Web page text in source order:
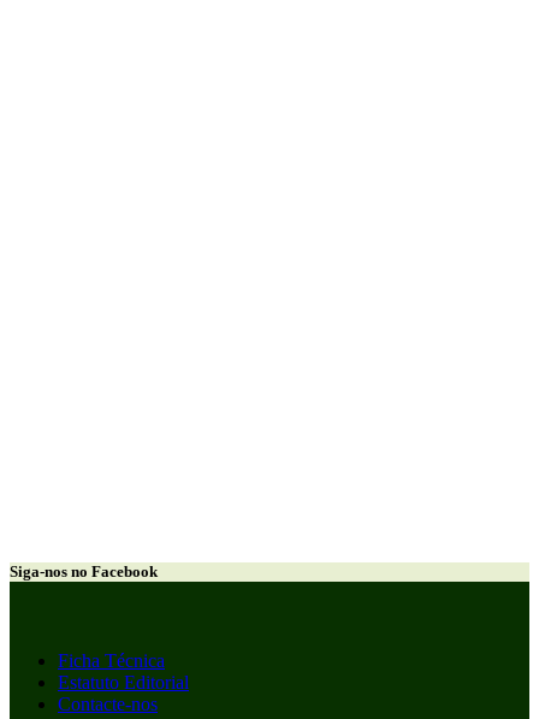
Siga-nos no Facebook
Ficha Técnica
Estatuto Editorial
Contacte-nos